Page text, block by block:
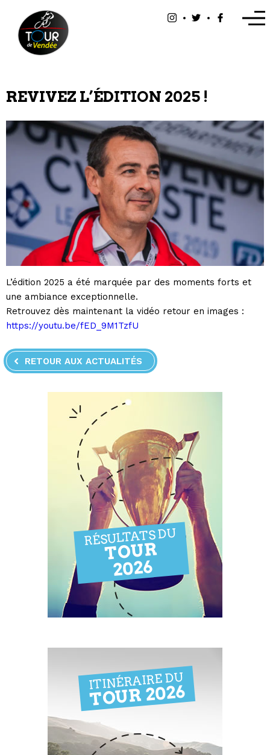
REVIVEZ L’ÉDITION 2025 !
L’édition 2025 a été marquée par des moments forts et
une ambiance exceptionnelle.
Retrouvez dès maintenant la vidéo retour en images :
https://youtu.be/fED_9M1TzfU
RETOUR AUX ACTUALITÉS
RÉSULTATS DU
TOUR
2026
ITINÉRAIRE DU
TOUR 2026